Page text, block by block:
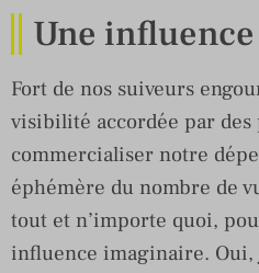
Une
Fort de nos suiveurs
visibilité accordée par des
commercialiser notre
éphémère du nombre de
tout et n’importe quoi,
influence imaginaire. Oui,